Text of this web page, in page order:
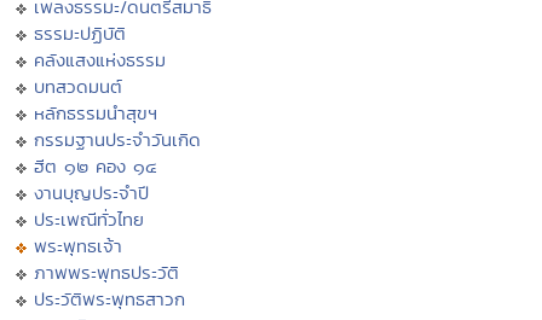
เพลงธรรมะ/ดนตรีสมาธิ
ธรรมะปฏิบัติ
คลังแสงแห่งธรรม
บทสวดมนต์
หลักธรรมนำสุขฯ
กรรมฐานประจำวันเกิด
ฮีต ๑๒ คอง ๑๔
งานบุญประจำปี
ประเพณีทั่วไทย
พระพุทธเจ้า
ภาพพระพุทธประวัติ
ประวัติพระพุทธสาวก